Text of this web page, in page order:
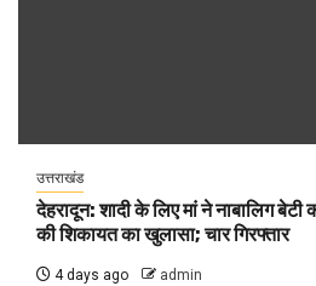
उत्तराखंड
देहरादून: शादी के लिए मां ने नाबालिग
की शिकायत का खुलासा; चार गिरफ्तार
4 days ago admin